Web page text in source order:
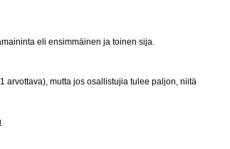
eli ensimmäinen ja toinen sija.
arvottava), mutta jos osallistujia tulee paljon, niitä